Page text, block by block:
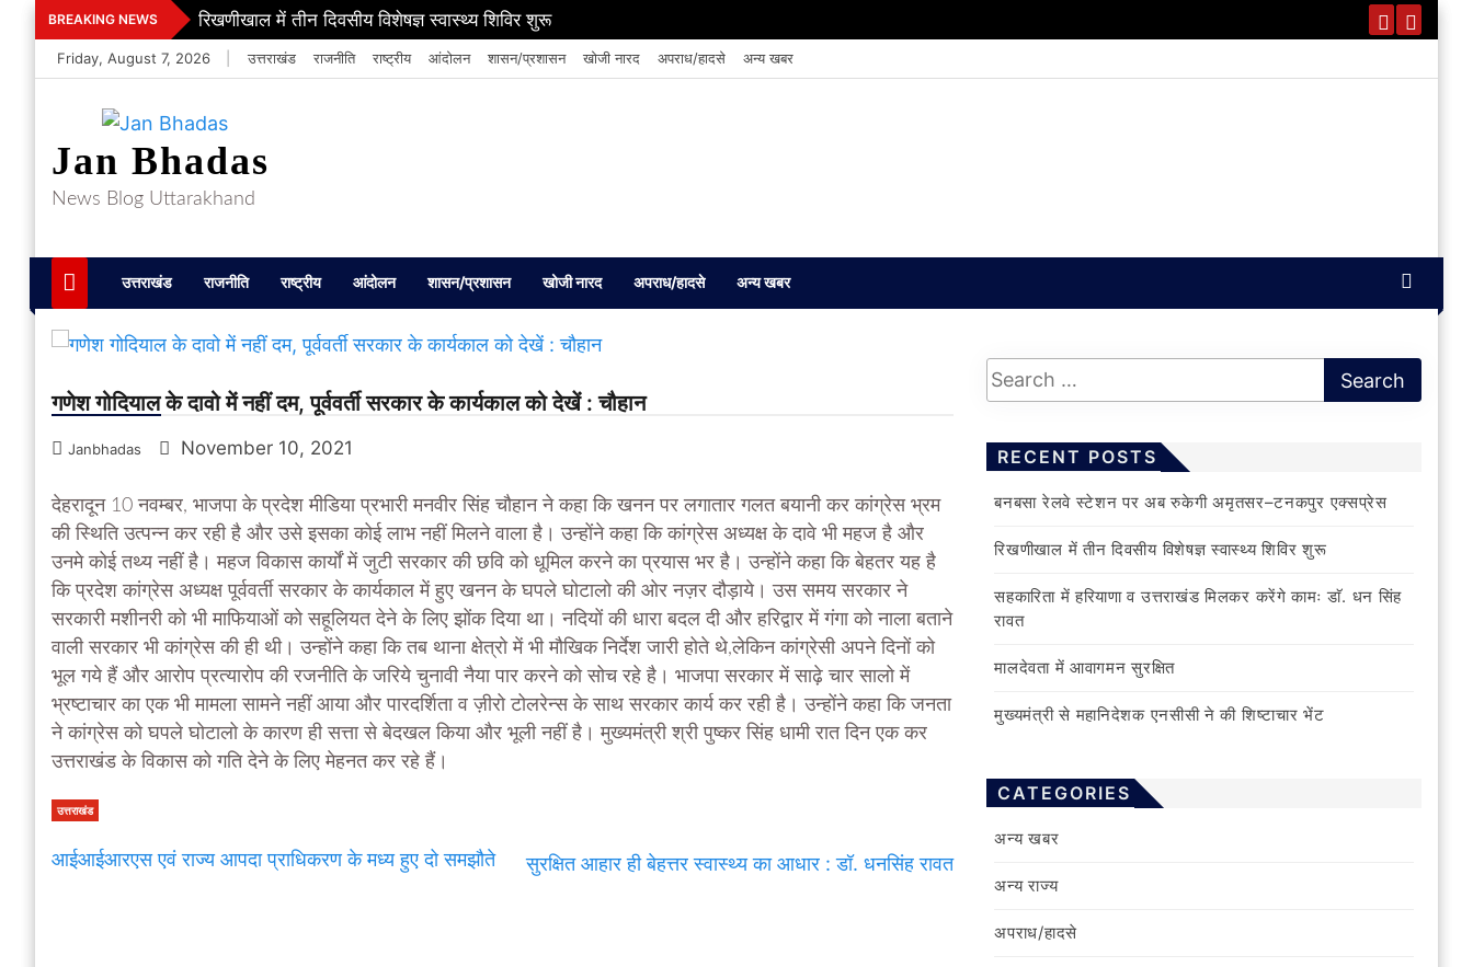
Skip
to
content
BREAKING NEWS रिखणीखाल में तीन दिवसीय विशेषज्ञ स्वास्थ्य शिविर शुरू
Friday, August 7, 2026 उत्तराखंड राजनीति राष्ट्रीय आंदोलन शासन/प्रशासन खोजी नारद अपराध/हादसे अन्य खबर
Jan Bhadas
News Blog Uttarakhand
उत्तराखंड राजनीति राष्ट्रीय आंदोलन शासन/प्रशासन खोजी नारद अपराध/हादसे अन्य खबर
गणेश गोदियाल के दावो में नहीं दम, पूर्ववर्ती सरकार के कार्यकाल को देखें : चौहान
Janbhadas November 10, 2021
देहरादून 10 नवम्बर, भाजपा के प्रदेश मीडिया प्रभारी मनवीर सिंह चौहान ने कहा कि खनन पर लगातार गलत बयानी कर कांग्रेस भ्रम
की स्थिति उत्पन्न कर रही है और उसे इसका कोई लाभ नहीं मिलने वाला है। उन्होंने कहा कि कांग्रेस अध्यक्ष के दावे भी महज है और
उनमे कोई तथ्य नहीं है। महज विकास कार्यों में जुटी सरकार की छवि को धूमिल करने का प्रयास भर है। उन्होंने कहा कि बेहतर यह है
कि प्रदेश कांग्रेस अध्यक्ष पूर्ववर्ती सरकार के कार्यकाल में हुए खनन के घपले घोटालो की ओर नज़र दौड़ाये। उस समय सरकार ने
सरकारी मशीनरी को भी माफियाओं को सहूलियत देने के लिए झोंक दिया था। नदियों की धारा बदल दी और हरिद्वार में गंगा को नाला बताने
वाली सरकार भी कांग्रेस की ही थी। उन्होंने कहा कि तब थाना क्षेत्रो में भी मौखिक निर्देश जारी होते थे,लेकिन कांग्रेसी अपने दिनों को
भूल गये हैं और आरोप प्रत्यारोप की रजनीति के जरिये चुनावी नैया पार करने को सोच रहे है। भाजपा सरकार में साढ़े चार सालो में
भ्रष्टाचार का एक भी मामला सामने नहीं आया और पारदर्शिता व ज़ीरो टोलरेन्स के साथ सरकार कार्य कर रही है। उन्होंने कहा कि जनता
ने कांग्रेस को घपले घोटालो के कारण ही सत्ता से बेदखल किया और भूली नहीं है। मुख्यमंत्री श्री पुष्कर सिंह धामी रात दिन एक कर
उत्तराखंड के विकास को गति देने के लिए मेहनत कर रहे हैं।
उत्तराखंड
आईआईआरएस एवं राज्य आपदा प्राधिकरण के मध्य हुए दो समझौते सुरक्षित आहार ही बेहत्तर स्वास्थ्य का आधार : डॉ. धनसिंह रावत
RECENT POSTS
बनबसा रेलवे स्टेशन पर अब रुकेगी अमृतसर–टनकपुर एक्सप्रेस
रिखणीखाल में तीन दिवसीय विशेषज्ञ स्वास्थ्य शिविर शुरू
सहकारिता में हरियाणा व उत्तराखंड मिलकर करेंगे कामः डाॅ. धन सिंह
रावत
मालदेवता में आवागमन सुरक्षित
मुख्यमंत्री से महानिदेशक एनसीसी ने की शिष्टाचार भेंट
CATEGORIES
अन्य खबर
अन्य राज्य
अपराध/हादसे